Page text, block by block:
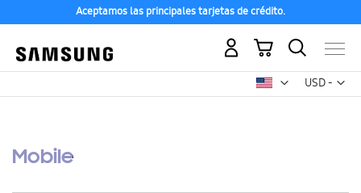
Aceptamos las principales tarjetas de crédito.
USD -
dólar
Mi carrito
Mobile